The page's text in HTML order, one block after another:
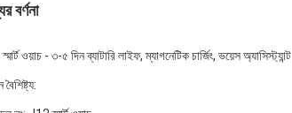
বর্ণনা
ওয়াচ - ৩-৫ দিন ব্যাটারি লাইফ, ম্যাগনেটিক চার্জিং, ভয়েস অ্যাসিস্ট্যান্ট
বৈশিষ্ট্য: